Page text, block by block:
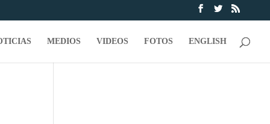
MEDIOS VIDEOS FOTOS ENGLISH